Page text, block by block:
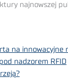
najnowszej
na innowacyjne
nadzorem RFID